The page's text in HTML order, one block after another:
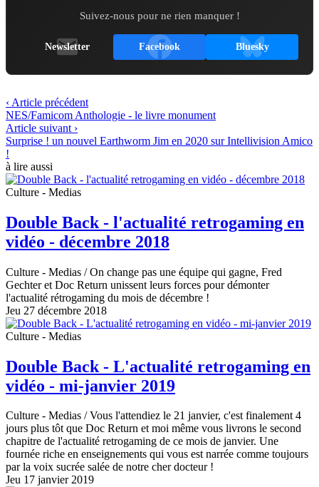
Suivez-nous pour ne rien manquer !
Newsletter Facebook Bluesky
‹ Article précédent
NES/Famicom Anthologie - le livre monument
Article suivant ›
Surprise ! un nouvel Earthworm Jim en 2020 sur Intellivision Amico
!
à lire aussi
Culture - Medias
Double Back - l'actualité retrogaming en
vidéo - décembre 2018
Culture - Medias / On change pas une équipe qui gagne, Fred
Gechter et Doc Return unissent leurs forces pour démonter
l'actualité rétrogaming du mois de décembre !
Jeu 27 décembre 2018
Culture - Medias
Double Back - L'actualité retrogaming en
vidéo - mi-janvier 2019
Culture - Medias / Vous l'attendiez le 21 janvier, c'est finalement 4
jours plus tôt que Doc Return et moi même vous livrons le second
chapitre de l'actualité retrogaming de ce mois de janvier. Une
fournée riche en enseignements qui vous est narrée comme toujours
par la voix sucrée salée de notre cher docteur !
Jeu 17 janvier 2019